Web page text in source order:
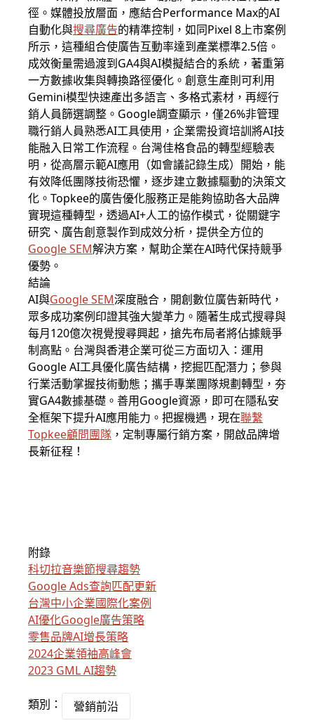
徑。媒體投放層面，應結合Performance Max的AI
自動化與搜尋廣告的精準控制，如同Pixel 8上市案例
所示，這種組合使廣告互動率達到產業標準2.5倍。
成效衡量需過渡到GA4與AI模擬結合的系統，著重第
一方數據收集與轉換路徑優化。創意生產則可利用
Gemini模型快速產出多語言、多格式素材，再經行
銷人員篩選調整。Google調查顯示，僅26%非管理
職行銷人員熟悉AI工具使用，企業需投資培訓將AI技
能融入日常工作流程。台灣佳格食品的轉型經驗表
明，從高層示範AI應用（如會議記錄生成）開始，能
有效降低團隊技術恐懼，逐步建立數據驅動的決策文
化。Topkee的廣告優化服務正是能夠協助各大品牌
實現這種轉型，透過AI+人工的協作模式，從關鍵字
研究、廣告創意製作到成效分析，提供全方位的
Google SEM解決方案，幫助企業在AI時代保持競爭
優勢。
結論
AI與Google SEM深度融合，開創數位廣告新時代，
眾多成功案例印證其強大變革力。隨著生成式搜尋與
每月120億次視覺搜尋興起，搶先布局者將佔據競爭
制高點。台灣與香港企業可從三方面切入：運用
Google AI工具優化廣告結構，挖掘匹配潛力；參與
行業活動掌握技術動態；攜手專業團隊規劃轉型，夯
實GA4數據基礎。善用Google資源，即可在隱私安
全框架下提升AI應用能力。把握機遇，現在聯繫
Topkee顧問團隊 ，定制專屬行銷方案，開啟品牌增
長新征程！
附錄
科切拉音樂節搜尋趨勢
Google Ads查詢匹配更新
台灣中小企業國際化案例
AI優化Google廣告策略
零售品牌AI增長策略
2024企業領袖高峰會
2023 GML AI趨勢
類別： 營銷前沿